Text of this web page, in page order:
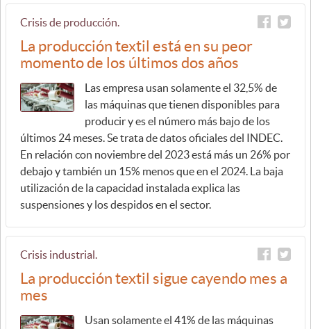
Crisis de producción.
La producción textil está en su peor
momento de los últimos dos años
Las empresa usan solamente el 32,5% de
las máquinas que tienen disponibles para
producir y es el número más bajo de los
últimos 24 meses. Se trata de datos oficiales del INDEC.
En relación con noviembre del 2023 está más un 26% por
debajo y también un 15% menos que en el 2024. La baja
utilización de la capacidad instalada explica las
suspensiones y los despidos en el sector.
Crisis industrial.
La producción textil sigue cayendo mes a
mes
Usan solamente el 41% de las máquinas